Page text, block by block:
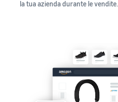
la tua azienda durante le vendite.